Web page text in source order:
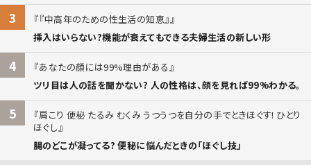
3
『中高年のための性生活の知恵』
挿入はいらない?機能が衰えてもできる夫婦生活の新しい形
4
あなたの顔には99%理由がある
ツリ目は人の話を聞かない? 人の性格は、顔を見れば99%わかる。
5
肩こり 便秘 たるみ むくみ うつうつを自分の手でときほぐす! ひとり
ほぐし
腸のどこが凝ってる? 便秘に悩んだときの「ほぐし技」